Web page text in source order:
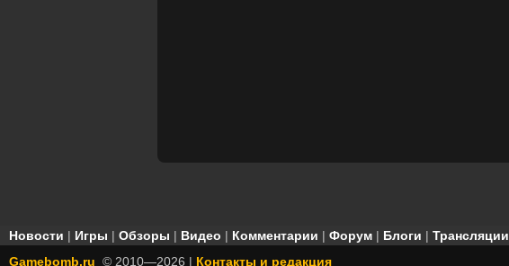
Новости | Игры | Обзоры | Видео | Комментарии | Форум | Блоги | Трансляции
Gamebomb.ru © 2010—2026 | Контакты и редакция